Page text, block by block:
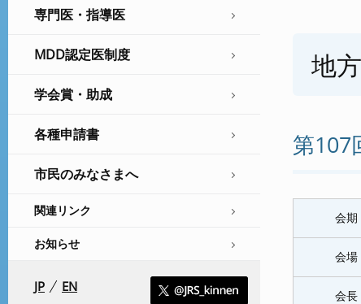
専門医・指導医
MDD認定医制度
学会賞・助成
各種申請書
市民のみなさまへ
関連リンク
お知らせ
JP EN
地
第107
会期
会場
会長